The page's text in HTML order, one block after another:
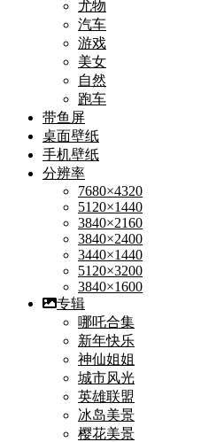
尤物
汽车
游戏
美女
自然
跑车
带鱼屏
桌面壁纸
手机壁纸
分辨率
7680×4320
5120×1440
3840×2160
3840×2400
3440×1440
5120×3200
3840×1600
专辑
哪吒合集
新年快乐
神仙姐姐
城市风光
英雄联盟
冰岛美景
樱花美景